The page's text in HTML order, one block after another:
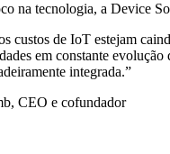
na tecnologia, a Device
custos de IoT estejam
em constante
integrada.”
CEO e cofundador